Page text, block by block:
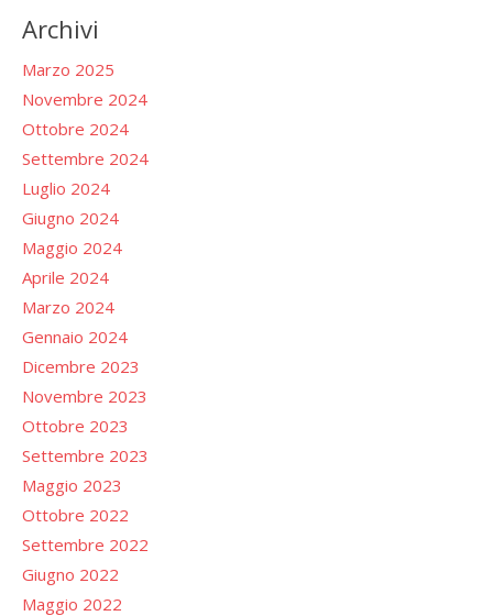
Archivi
Marzo 2025
Novembre 2024
Ottobre 2024
Settembre 2024
Luglio 2024
Giugno 2024
Maggio 2024
Aprile 2024
Marzo 2024
Gennaio 2024
Dicembre 2023
Novembre 2023
Ottobre 2023
Settembre 2023
Maggio 2023
Ottobre 2022
Settembre 2022
Giugno 2022
Maggio 2022